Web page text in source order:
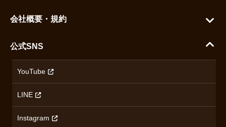
ご利用ガイド
配送・送料について
ハラダの保証とアフターサービス
セイコー
カシオ
オリエントスター
会社概要・規約
沿革
プライバシーポリシー
公式SNS
YouTube
LINE
Instagram